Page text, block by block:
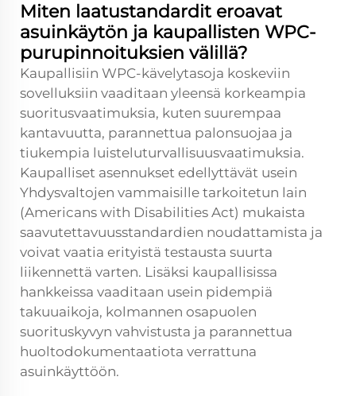
Miten laatustandardit eroavat
asuinkäytön ja kaupallisten WPC-
purupinnoituksien välillä?
Kaupallisiin WPC-kävelytasoja koskeviin
sovelluksiin vaaditaan yleensä korkeampia
suoritusvaatimuksia, kuten suurempaa
kantavuutta, parannettua palonsuojaa ja
tiukempia luisteluturvallisuusvaatimuksia.
Kaupalliset asennukset edellyttävät usein
Yhdysvaltojen vammaisille tarkoitetun lain
(Americans with Disabilities Act) mukaista
saavutettavuusstandardien noudattamista ja
voivat vaatia erityistä testausta suurta
liikennettä varten. Lisäksi kaupallisissa
hankkeissa vaaditaan usein pidempiä
takuuaikoja, kolmannen osapuolen
suorituskyvyn vahvistusta ja parannettua
huoltodokumentaatiota verrattuna
asuinkäyttöön.